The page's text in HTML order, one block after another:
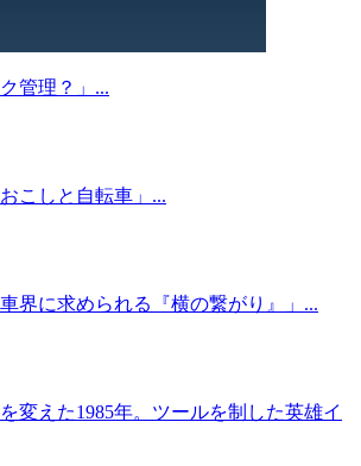
管理？」...
こしと自転車」...
界に求められる『横の繋がり』」...
変えた1985年。ツールを制した英雄イ